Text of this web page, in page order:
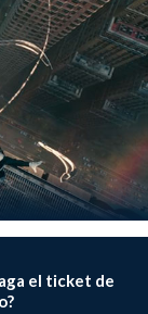
el ticket de